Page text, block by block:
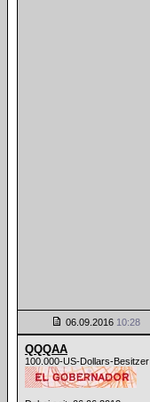
06.09.2016 10:28
QQQAA
100.000-US-Dollars-Besitzer